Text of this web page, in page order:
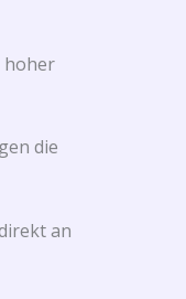
hoher
die
an